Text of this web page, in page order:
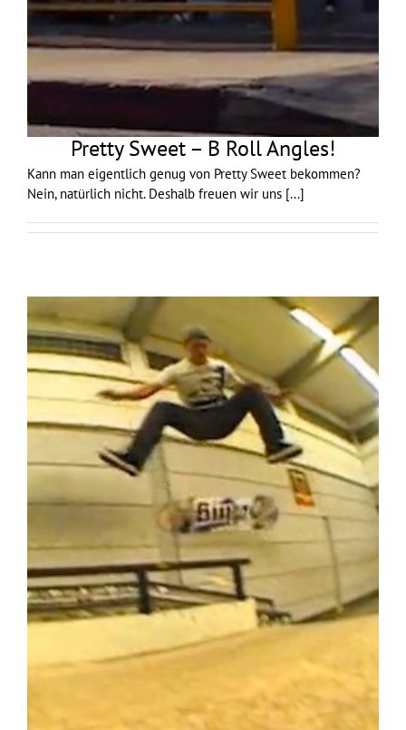
Pretty Sweet – B Roll Angles!
Kann man eigentlich genug von Pretty Sweet bekommen?
Nein, natürlich nicht. Deshalb freuen wir uns [...]